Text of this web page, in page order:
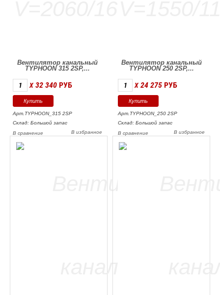
Вентилятор канальный
TYPHOON 315 2SP,...
X 32 340 РУБ
Арт.TYPHOON_315 2SP
Склад: Большой запас
В избранное
В сравнение
Вентилятор канальный
TYPHOON 250 2SP,...
X 24 275 РУБ
Арт.TYPHOON_250 2SP
Склад: Большой запас
В избранное
В сравнение